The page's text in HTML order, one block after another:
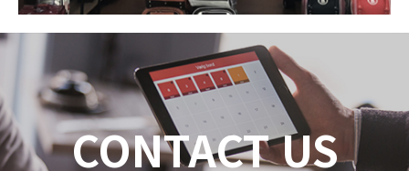
CONTACT US